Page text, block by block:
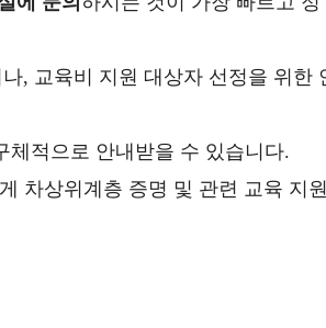
, 교육비 지원 대상자 선정을 위한
체적으로 안내받을 수 있습니다.
차상위계층 증명 및 관련 교육 지